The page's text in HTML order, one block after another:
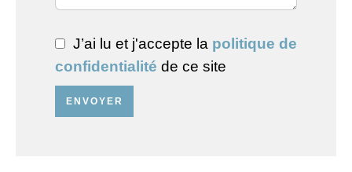
J’ai lu et j'accepte la politique de
confidentialité de ce site
ENVOYER